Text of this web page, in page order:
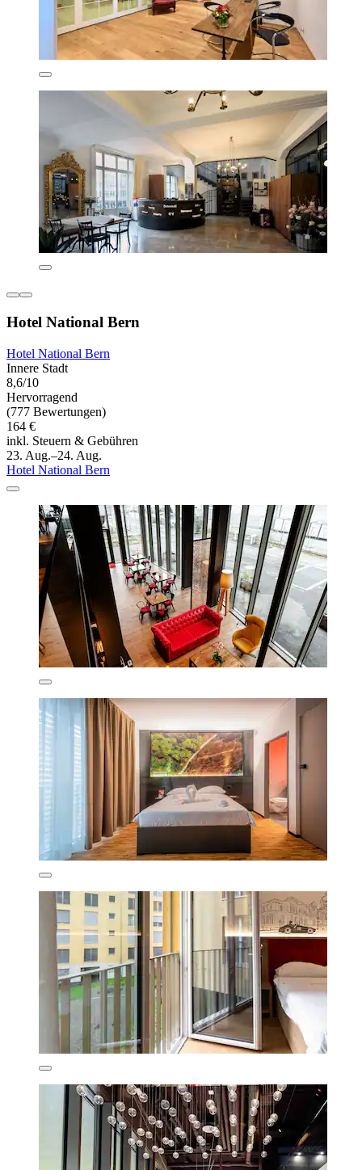
Hotel National Bern
Hotel National Bern
Innere Stadt
8,6/10
Hervorragend
(777 Bewertungen)
164 €
inkl. Steuern & Gebühren
23. Aug.–24. Aug.
Hotel National Bern